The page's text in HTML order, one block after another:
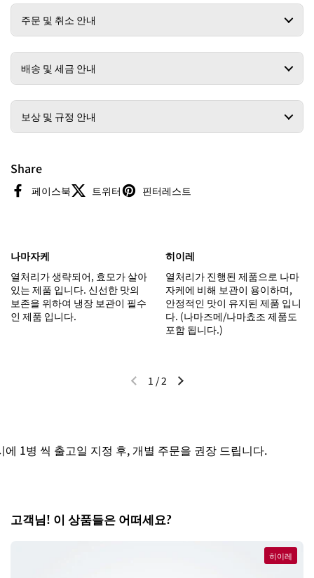
주문 및 취소 안내
배송 및 세금 안내
보상 및 규정 안내
Share
페이스북 트위터 핀터레스트
나마자케
열처리가 생략되어, 효모가 살아
있는 제품 입니다. 신선한 맛의
보존을 위하여 냉장 보관이 필수
인 제품 입니다.
히이레
열처리가 진행된 제품으로 나마
자케에 비해 보관이 용이하며,
안정적인 맛이 유지된 제품 입니
다. (나마즈메/나마쵸조 제품도
포함 됩니다.)
이전 슬라이드다음 슬라이드
1 /2
병 씩 출고일 지정 후, 개별 주문을 권장 드립니다.
고객님! 이 상품들은 어떠세요?
히이레